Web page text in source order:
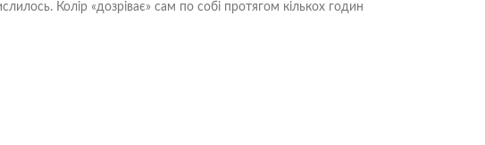
Колір «дозріває» сам по собі протягом кількох годин